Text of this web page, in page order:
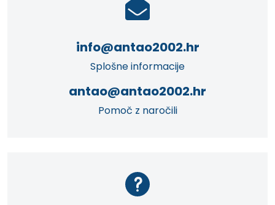
info@antao2002.hr
Splošne informacije
antao@antao2002.hr
Pomoč z naročili